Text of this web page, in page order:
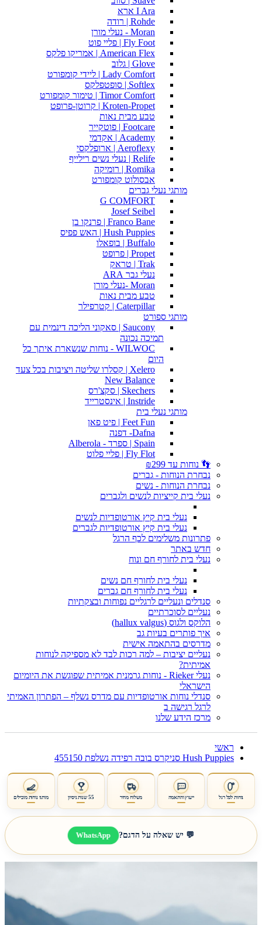
I Ara ארא
Rohde | רודה
Moran - נעלי מורן
Fly Foot | פליי פוט
American Flex | אמריקו פלקס
Glove | גלוב
Lady Comfort | ליידי קומפורט
Softlex | סופטפלקס
Timor Comfort | טימור קומפורט
Kroten-Propet | קרוטן-פרופט
טבע מבית נאות
Footcare | פוטקייר
Academy | אקדמי
Aeroflexy | ארופלקסי
Relife | נעלי נשים רילייף
Romika | רומיקה
אבסולוט קומפורט
מותגי נעלי גברים
G COMFORT
Josef Seibel
Franco Bane | פרנקו בן
Hush Puppies | האש פפיס
Buffalo | בופאלו
Propet | פרופט
Trak | טראק
נעלי גבר ARA
Moran -נעלי מורן
טבע מבית נאות
Caterpillar | קטרפילר
מותגי ספורט
Saucony | סאקוני הליכה דינמית עם
תמיכה נכונה
WILWOC - נוחות שנשארת איתך כל
היום
Xelero | קסלרו שליטה ויציבות בכל צעד
New Balance
Skechers | סקצ'רס
Instride | אינסטרייד
מותגי נעלי בית
Feet Fun | פיט פאן
Dafna- דפנה
Spain | ספרד - Alberola
Fly Flot | פליי פלוט
👣 נוחות עד ₪299
נבחרת הנוחות - גברים
נבחרת הנוחות - נשים
נעלי בית קייציות לנשים ולגברים
נעלי בית קיץ אורטופדיות לנשים
נעלי בית קיץ אורטופדיות לגברים
פתרונות משלימים לכף הרגל
חדש באתר
נעלי בית לחורף חם ונוח
נעלי בית לחורף חם נשים
נעלי בית לחורף חם גברים
סנדלים ונעליים לרגליים נפוחות ובצקתיות
נעליים לסוכרתיים
הלוקס ולגוס (hallux valgus)
איך פותרים בעיות גב
מדרסים בהתאמה אישית
נעליים יציבות – למה רכות לבד לא מספיקה לנוחות
אמיתית?
נעלי Rieker - נוחות גרמנית אמיתית שפוגשת את היומיום
הישראלי
סנדלי נוחות אורטופדיות עם מדרס נשלף – הפתרון האמיתי
לרגל רגישה ב
מרכז הידע שלנו
ראשי
Hush Puppies סניקרס בובה רפידה נשלפת 455150
נוחות לכל רגל ייעוץ והתאמה משלוח מהיר 55 שנות ניסיון מותגי נוחות מובילים
💬 יש שאלה על הדגם? WhatsApp